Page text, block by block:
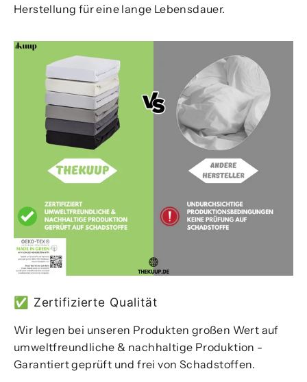
Herstellung für eine lange Lebensdauer.
✅ Zertifizierte Qualität
Wir legen bei unseren Produkten großen Wert auf
umweltfreundliche & nachhaltige Produktion -
Garantiert geprüft und frei von Schadstoffen.